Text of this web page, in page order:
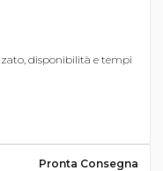
disponibilità e tempi
Pronta Consegna